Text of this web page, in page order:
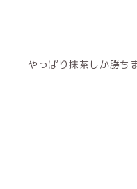
やっぱり抹茶しか勝ち